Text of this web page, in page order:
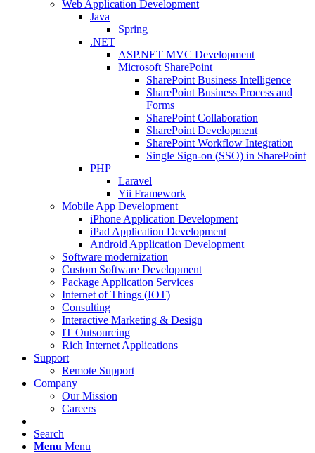
Web Application Development
Java
Spring
.NET
ASP.NET MVC Development
Microsoft SharePoint
SharePoint Business Intelligence
SharePoint Business Process and
Forms
SharePoint Collaboration
SharePoint Development
SharePoint Workflow Integration
Single Sign-on (SSO) in SharePoint
PHP
Laravel
Yii Framework
Mobile App Development
iPhone Application Development
iPad Application Development
Android Application Development
Software modernization
Custom Software Development
Package Application Services
Internet of Things (IOT)
Consulting
Interactive Marketing & Design
IT Outsourcing
Rich Internet Applications
Support
Remote Support
Company
Our Mission
Careers
Search
Menu Menu